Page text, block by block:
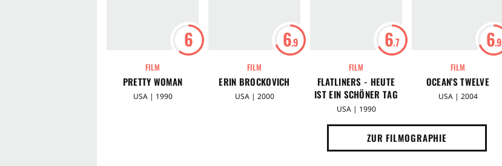
6
FILM
PRETTY WOMAN
USA | 1990
6.9
FILM
ERIN BROCKOVICH
USA | 2000
6.7
FILM
FLATLINERS - HEUTE
IST EIN SCHÖNER TAG
ZUM STERBEN
USA | 1990
6.9
FILM
OCEAN'S TWELVE
USA | 2004
ZUR FILMOGRAPHIE